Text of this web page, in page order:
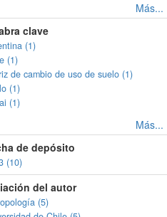
Más...
clave
(1)
(1)
de cambio de uso de suelo (1)
(1)
(1)
Más...
de depósito
(10)
del autor
(5)